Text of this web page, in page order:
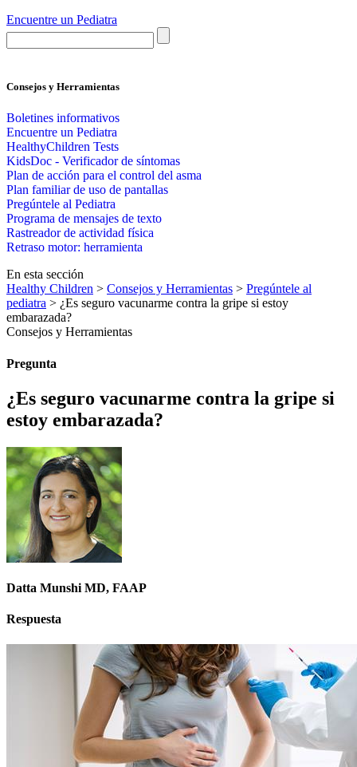
Encuentre un Pediatra
Consejos y Herramientas
Boletines informativos
Encuentre un Pediatra
HealthyChildren Tests
KidsDoc - Verificador de síntomas
Plan de acción para el control del asma
Plan familiar de uso de pantallas
Pregúntele al Pediatra
Programa de mensajes de texto
Rastre​​ador de activida​d física
Retraso motor: herramienta
En esta sección
Healthy Children > Consejos y Herramientas > Pregúntele al
pediatra > ¿Es seguro vacunarme contra la gripe si estoy
embarazada?
Consejos y Herramientas
Pregunta
¿Es seguro vacunarme contra la gripe si
estoy embarazada?
Datta Munshi MD, FAAP
Respuesta